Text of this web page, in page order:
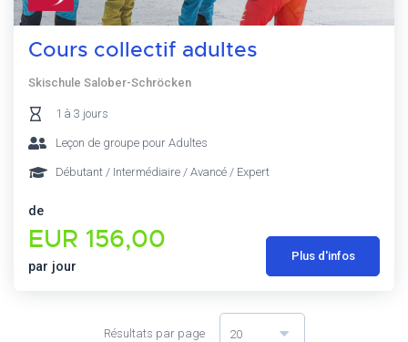
Cours collectif adultes
Skischule Salober-Schröcken
1 à 3 jours
Leçon de groupe pour Adultes
Débutant / Intermédiaire / Avancé / Expert
de
EUR 156,00
par jour
Plus d'infos
Résultats par page 20